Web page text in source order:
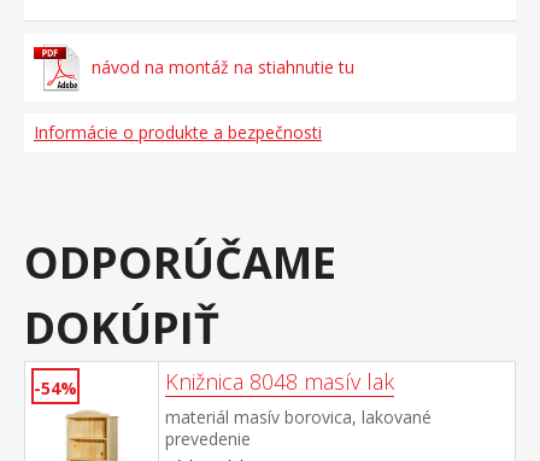
návod na montáž na stiahnutie tu
Informácie o produkte a bezpečnosti
ODPORÚČAME
DOKÚPIŤ
-54% Knižnica 8048 masív lak
materiál masív borovica, lakované
prevedenie